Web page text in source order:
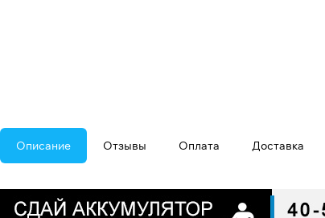
Описание Отзывы Оплата Доставка